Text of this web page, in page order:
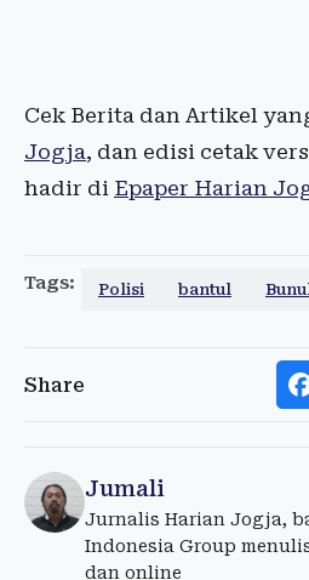
Cek Berita dan Artikel
Jogja, dan edisi cetak
hadir di Epaper Harian
Tags: Polisi bantul
Share
Jumali
Jurnalis Harian Jogja,
Indonesia Group
dan online